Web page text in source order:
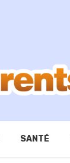
SANTÉ